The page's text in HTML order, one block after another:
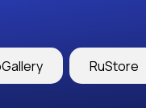
RuStore